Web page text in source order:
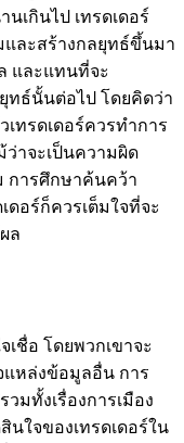
เกินไป เทรดเดอร์
ละสร้างกลยุทธ์ขึ้นมา
และแทนที่จะ
ทธ์นั้นต่อไป โดยคิดว่า
ทรดเดอร์ควรทำการ
ว่าจะเป็นความผิด
การศึกษาค้นคว้า
ดอร์ก็ควรเต็มใจที่จะ
ล
เชื่อ โดยพวกเขาจะ
หล่งข้อมูลอื่น การ
มทั้งเรื่องการเมือง
นใจของเทรดเดอร์ใน